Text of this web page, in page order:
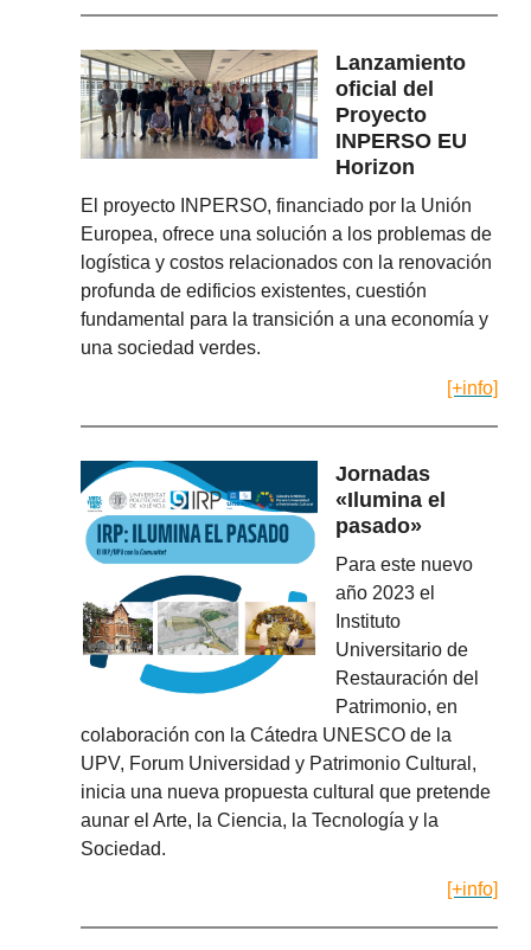
Lanzamiento
oficial del
Proyecto
INPERSO EU
Horizon
El proyecto INPERSO, financiado por la Unión
Europea, ofrece una solución a los problemas de
logística y costos relacionados con la renovación
profunda de edificios existentes, cuestión
fundamental para la transición a una economía y
una sociedad verdes.
[+info]
Jornadas
«Ilumina el
pasado»
Para este nuevo
año 2023 el
Instituto
Universitario de
Restauración del
Patrimonio, en
colaboración con la Cátedra UNESCO de la
UPV, Forum Universidad y Patrimonio Cultural,
inicia una nueva propuesta cultural que pretende
aunar el Arte, la Ciencia, la Tecnología y la
Sociedad.
[+info]